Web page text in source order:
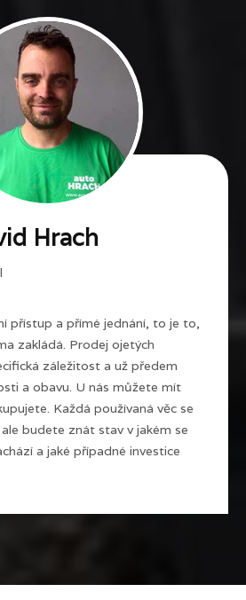
Hrach
přístup a přímé jednání, to je to,
zakládá. Prodej ojetých
záležitost a už předem
a obavu. U nás můžete mít
Každá používaná věc se
budete znát stav v jakém se
a jaké případné investice